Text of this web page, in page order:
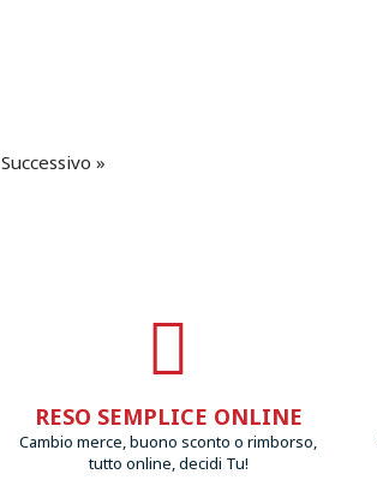
Successivo »
RESO SEMPLICE ONLINE
Cambio merce, buono sconto o rimborso,
tutto online, decidi Tu!